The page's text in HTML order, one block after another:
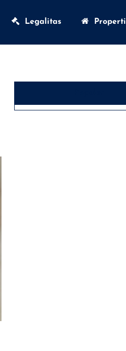
Legalitas Properti